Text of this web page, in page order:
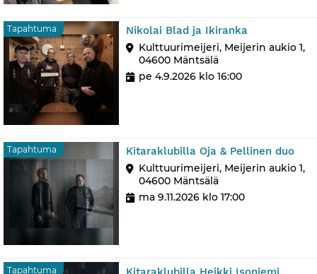
Tapahtuma Nikolai Blad ja Ikiranka
Kulttuurimeijeri, Meijerin aukio 1,
04600 Mäntsälä
pe 4.9.2026 klo 16:00
Tapahtuma Kitaraklubilla Oja & Pellinen duo
Kulttuurimeijeri, Meijerin aukio 1,
04600 Mäntsälä
ma 9.11.2026 klo 17:00
Tapahtuma